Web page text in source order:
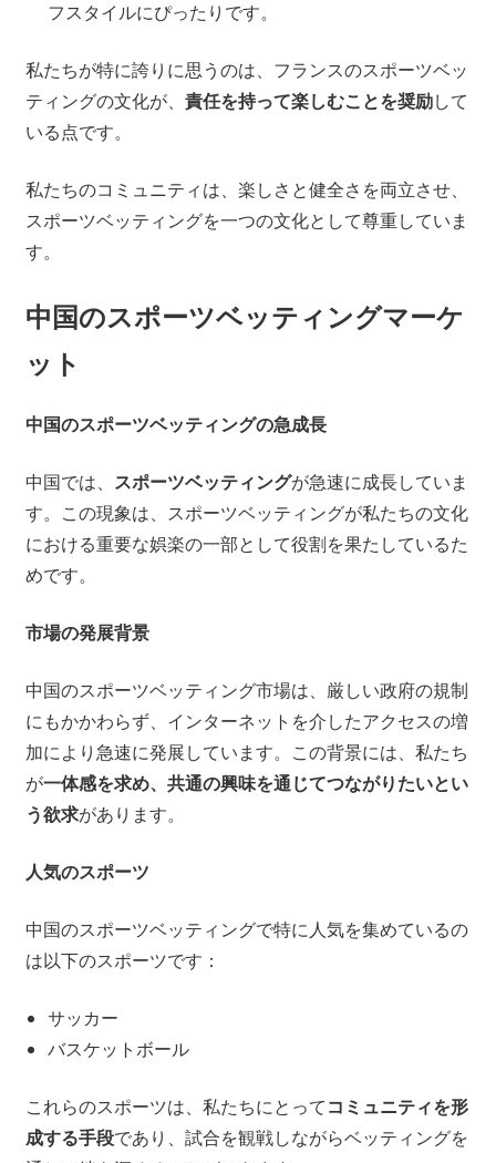
フスタイルにぴったりです。
私たちが特に誇りに思うのは、フランスのスポーツベッ
ティングの文化が、 責任を持って楽しむことを奨励して
いる点です。
私たちのコミュニティは、楽しさと健全さを両立させ、
スポーツベッティングを一つの文化として尊重していま
す。
中国のスポーツベッティングマーケ
ット
中国のスポーツベッティングの急成長
中国では、 スポーツベッティングが急速に成長していま
す。この現象は、スポーツベッティングが私たちの文化
における重要な娯楽の一部として役割を果たしているた
めです。
市場の発展背景
中国のスポーツベッティング市場は、厳しい政府の規制
にもかかわらず、インターネットを介したアクセスの増
加により急速に発展しています。この背景には、私たち
が一体感を求め、共通の興味を通じてつながりたいとい
う欲求があります。
人気のスポーツ
中国のスポーツベッティングで特に人気を集めているの
は以下のスポーツです：
サッカー
バスケットボール
これらのスポーツは、私たちにとってコミュニティを形
成する手段であり、試合を観戦しながらベッティングを